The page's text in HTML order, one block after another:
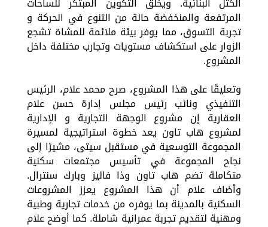
المرتفعة والمنخفضة حالة من التنوع في الحركة و
تجربة التسوق، مما يوفر بيئة ملائمة للمشاة تشجع
الزوار على استكشاف مستويات وتجارب مختلفة داخل
المشروع.
وتعليقًا على هذا المشروع، صرح محمد علام، الرئيس
التنفيذي ونائب رئيس مجلس إدارة حسن علام
العقارية إن مشروع الوجهة التجارية و الإدارية
لمشروع هاب تاون يعد خطوة استراتيجية لمسيرة
المجموعة التوسعية في مستقبل سيتى، مشيرًا إلى
نجاح المجموعة في تأسيس مجتمعات سكنية
متكاملة تضم هاب تاون وذا فاليز وبارك سنترال.
وأضاف علام أن هذا المشروع يعزز المشروعات
السكنية بالمدينة بما يوفره من خدمات تجارية وطبية
ومهنية لتقديم تجربة عمرانية شاملة. كما أوضح علام